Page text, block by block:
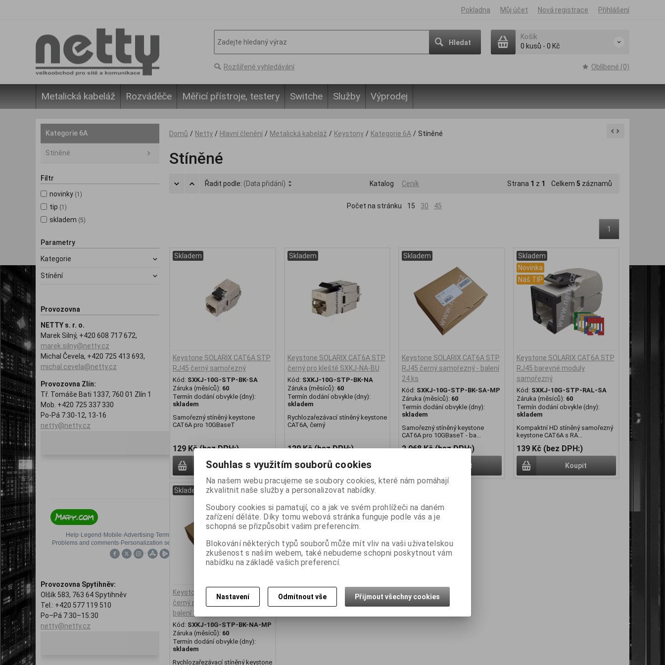
Pokladna Můj účet Nová registrace Přihlášení
Hledat
Košík
0 kusů - 0 Kč
Rozšířené vyhledávání Oblíbené (0)
Metalická kabeláž Rozváděče Měřicí přístroje, testery Switche Služby Výprodej
Kategorie 6A
Stíněné
Filtr
novinky (1)
tip (1)
skladem (5)
Parametry
Kategorie
Stínění
Provozovna
NETTY s. r. o.
Marek Silný, +420 608 717 672,
marek.silny@netty.cz
Michal Čevela, +420 725 413 693,
michal.cevela@netty.cz
Provozovna Zlín:
Tř. Tomáše Bati 1337, 760 01 Zlín 1
Mob. +420 725 337 330
Po-Pá 7:30-12, 13-16
netty@netty.cz
Provozovna Spytihněv:
Olšík 583, 763 64 Spytihněv
Tel.: +420 577 119 510
Po–Pá 7:30–15:30
netty@netty.cz
Domů / Netty / Hlavní členění / Metalická kabeláž / Keystony / Kategorie 6A / Stíněné
Stíněné
Řadit podle: (Data přidání) Katalog Ceník Strana 1 z 1 Celkem 5 záznamů
Počet na stránku 15 30 45
1
Skladem
Keystone SOLARIX CAT6A STP
RJ45 černý samořezný
Kód: SXKJ-10G-STP-BK-SA
Záruka (měsíců): 60
Termín dodání obvykle (dny):
skladem
Samořezný stíněný keystone
CAT6A pro 10GBaseT
129 Kč (bez DPH:)
Koupit
Skladem
Keystone SOLARIX CAT6A STP
černý pro kleště SXKJ-NA-BU
Kód: SXKJ-10G-STP-BK-NA
Záruka (měsíců): 60
Termín dodání obvykle (dny):
skladem
Rychlozařezávací stíněný keystone
CAT6A, černý
129 Kč (bez DPH:)
Koupit
Skladem
Keystone SOLARIX CAT6A STP
RJ45 černý samořezný - balení
24 ks
Kód: SXKJ-10G-STP-BK-SA-MP
Záruka (měsíců): 60
Termín dodání obvykle (dny):
skladem
Samořezný stíněný keystone
CAT6A pro 10GBaseT - ba...
2 968 Kč (bez DPH:)
Koupit
Skladem
Novinka
Náš TIP
Keystone SOLARIX CAT6A STP
RJ45 barevné moduly
samořezný
Kód: SXKJ-10G-STP-RAL-SA
Záruka (měsíců): 60
Termín dodání obvykle (dny):
skladem
Kompaktní HD stíněný samořezný
keystone CAT6A s RA...
139 Kč (bez DPH:)
Koupit
Skladem
Keystone SOLARIX CAT6A STP
černý pro kleště SXKJ-NA-BU -
balení 24 ks
Kód: SXKJ-10G-STP-BK-NA-MP
Záruka (měsíců): 60
Termín dodání obvykle (dny):
skladem
Rychlozařezávací stíněný keystone
Souhlas s využitím souborů cookies
Na našem webu pracujeme se soubory cookies, které nám pomáhají
zkvalitnit naše služby a personalizovat nabídky.
Soubory cookies si pamatují, co a jak ve svém prohlížeči na daném
zařízení děláte. Díky tomu webová stránka funguje podle vás a je
schopná se přizpůsobit vašim preferencím.
Blokování některých typů souborů může mít vliv na vaši uživatelskou
zkušenost s naším webem, také nebudeme schopni poskytnout vám
nabídku na základě vašich preferencí.
Nastavení Odmítnout vše Přijmout všechny cookies